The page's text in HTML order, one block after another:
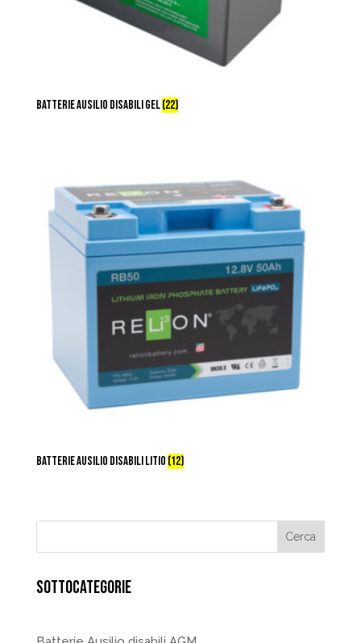
BATTERIE AUSILIO DISABILI GEL(22)
BATTERIE AUSILIO DISABILI LITIO (12)
SOTTOCATEGORIE